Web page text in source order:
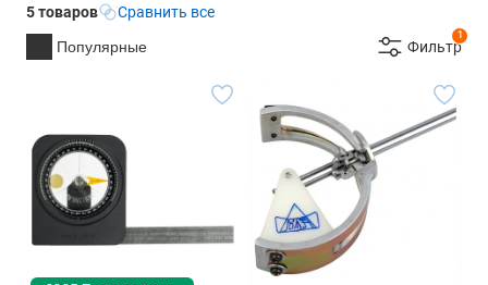
5 товаров
Сравнить все
Популярные
1
Фильтр